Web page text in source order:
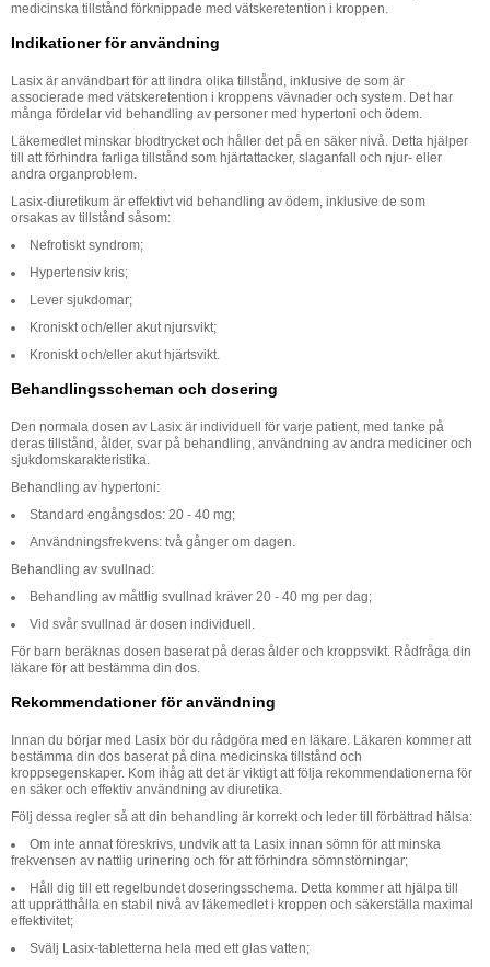
medicinska tillstånd förknippade med vätskeretention i kroppen.
Indikationer för användning
Lasix är användbart för att lindra olika tillstånd, inklusive de som är
associerade med vätskeretention i kroppens vävnader och system. Det har
många fördelar vid behandling av personer med hypertoni och ödem.
Läkemedlet minskar blodtrycket och håller det på en säker nivå. Detta hjälper
till att förhindra farliga tillstånd som hjärtattacker, slaganfall och njur- eller
andra organproblem.
Lasix-diuretikum är effektivt vid behandling av ödem, inklusive de som
orsakas av tillstånd såsom:
Nefrotiskt syndrom;
Hypertensiv kris;
Lever sjukdomar;
Kroniskt och/eller akut njursvikt;
Kroniskt och/eller akut hjärtsvikt.
Behandlingsscheman och dosering
Den normala dosen av Lasix är individuell för varje patient, med tanke på
deras tillstånd, ålder, svar på behandling, användning av andra mediciner och
sjukdomskarakteristika.
Behandling av hypertoni:
Standard engångsdos: 20 - 40 mg;
Användningsfrekvens: två gånger om dagen.
Behandling av svullnad:
Behandling av måttlig svullnad kräver 20 - 40 mg per dag;
Vid svår svullnad är dosen individuell.
För barn beräknas dosen baserat på deras ålder och kroppsvikt. Rådfråga din
läkare för att bestämma din dos.
Rekommendationer för användning
Innan du börjar med Lasix bör du rådgöra med en läkare. Läkaren kommer att
bestämma din dos baserat på dina medicinska tillstånd och
kroppsegenskaper. Kom ihåg att det är viktigt att följa rekommendationerna för
en säker och effektiv användning av diuretika.
Följ dessa regler så att din behandling är korrekt och leder till förbättrad hälsa:
Om inte annat föreskrivs, undvik att ta Lasix innan sömn för att minska
frekvensen av nattlig urinering och för att förhindra sömnstörningar;
Håll dig till ett regelbundet doseringsschema. Detta kommer att hjälpa till
att upprätthålla en stabil nivå av läkemedlet i kroppen och säkerställa maximal
effektivitet;
Svälj Lasix-tabletterna hela med ett glas vatten;